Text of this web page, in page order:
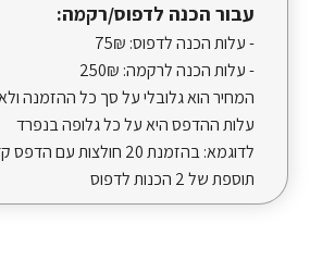
עבור הכנה לדפוס/רקמה:
- עלות הכנה לדפוס:
- עלות הכנה לרקמה:
המחיר הוא גלובלי על סך כל ההזמנה
עלות ההדפס היא על כל גלופה בנפרד
לדוגמא: בהזמנת 20 חולצות
תוספת של 2 הכנות לדפוס